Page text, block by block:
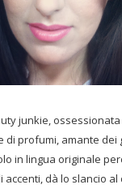
junkie,
di profumi, amante dei
in lingua originale
accenti, dà lo slancio